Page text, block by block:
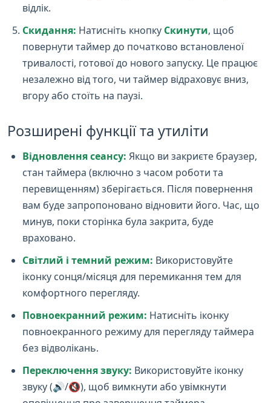
відлік.
Скидання: Натисніть кнопку Скинути, щоб
повернути таймер до початково встановленої
тривалості, готової до нового запуску. Це працює
незалежно від того, чи таймер відраховує вниз,
вгору або стоїть на паузі.
Розширені функції та утиліти
Відновлення сеансу: Якщо ви закриєте браузер,
стан таймера (включно з часом роботи та
перевищенням) зберігається. Після повернення
вам буде запропоновано відновити його. Час, що
минув, поки сторінка була закрита, буде
враховано.
Світлий і темний режим: Використовуйте
іконку сонця/місяця для перемикання тем для
комфортного перегляду.
Повноекранний режим: Натисніть іконку
повноекранного режиму для перегляду таймера
без відволікань.
Переключення звуку: Використовуйте іконку
звуку (🔊/🔇), щоб вимкнути або увімкнути